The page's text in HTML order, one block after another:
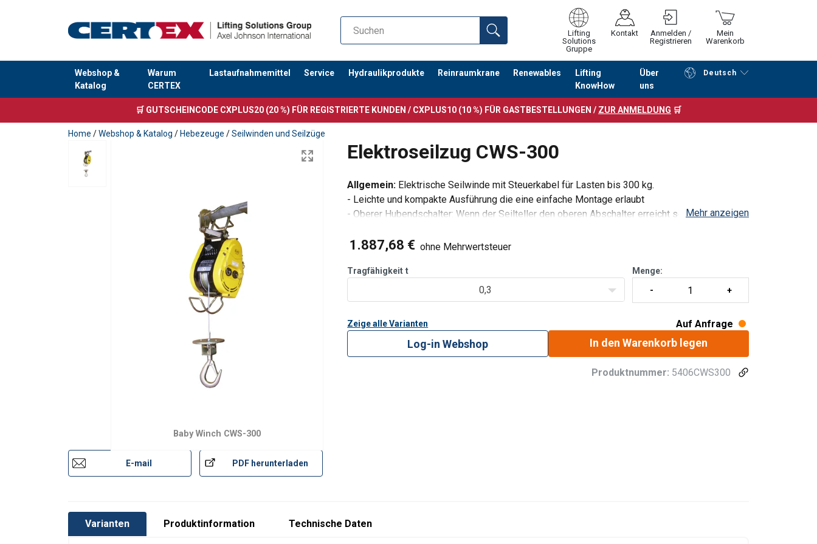
Lifting
Solutions
Gruppe
Kontakt
Anmelden /
Registrieren
Mein
Warenkorb
Webshop &
Katalog
Warum
CERTEX
Lastaufnahmemittel Service Hydraulikprodukte Reinraumkrane Renewables
Lifting
KnowHow
Über
uns
Deutsch
Anfragen Fortfahren Zur Kasse
🛒 GUTSCHEINCODE CXPLUS20 (20 %) FÜR REGISTRIERTE KUNDEN / CXPLUS10 (10 %) FÜR GASTBESTELLUNGEN / ZUR ANMELDUNG 🛒
Home /Webshop & Katalog / Hebezeuge /Seilwinden und Seilzüge
Elektroseilzug CWS-300
Baby Winch CWS-300
E-mail PDF herunterladen
Allgemein: Elektrische Seilwinde mit Steuerkabel für Lasten bis 300 kg.
- Leichte und kompakte Ausführung die eine einfache Montage erlaubt
- Oberer Hubendschalter: Wenn der Seilteller den oberen Abschalter erreicht schaltet die
- Unterer Hubendschalter: Ein Sensor stopt d
Mehr anzeigen
1.887,68 € ohne Mehrwertsteuer
Tragfähigkeit t
0,3
Menge:
Zeige alle Varianten Auf Anfrage
Log-in Webshop In den Warenkorb legen
Produktnummer: 5406CWS300
Varianten Produktinformation Technische Daten
Schutzklasse
CWS-300